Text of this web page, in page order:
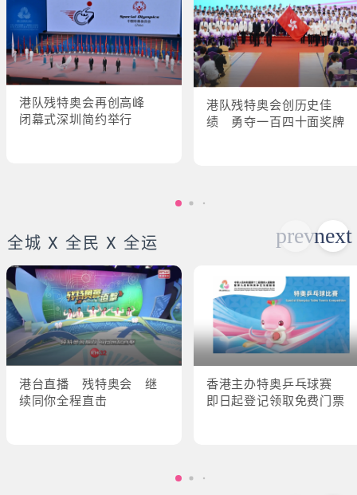
港队残特奥会再创高峰
闭幕式深圳简约举行
港队残特奥会创历史佳
绩 勇夺一百四十面奖牌
全城 X 全民 X 全运
港台直播 残特奥会 继
续同你全程直击
香港主办特奥乒乓球赛
即日起登记领取免费门票